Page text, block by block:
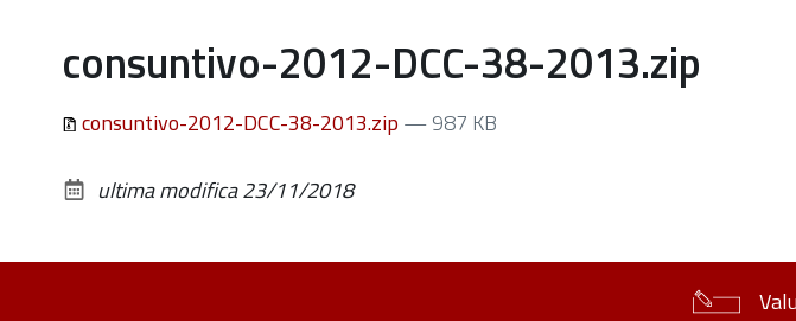
consuntivo-2012-DCC-38-2013.zip
consuntivo-2012-DCC-38-2013.zip — 987 KB
ultima modifica23/11/2018